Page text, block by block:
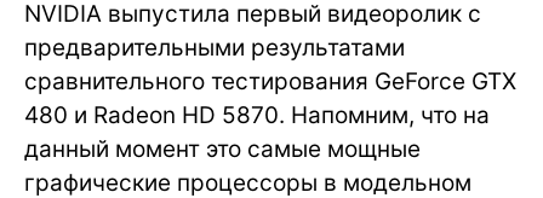
NVIDIA выпустила первый видеоролик с
предварительными результатами
сравнительного тестирования GeForce GTX
480 и Radeon HD 5870. Напомним, что на
данный момент это самые мощные
графические процессоры в модельном